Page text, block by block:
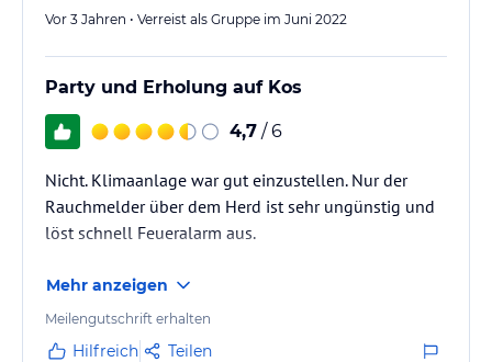
Vor 3 Jahren • Verreist als Gruppe im Juni 2022
Party und Erholung auf Kos
4,7 / 6
Nicht. Klimaanlage war gut einzustellen. Nur der
Rauchmelder über dem Herd ist sehr ungünstig und
löst schnell Feueralarm aus.
Mehr anzeigen
Meilengutschrift erhalten
Hilfreich Teilen